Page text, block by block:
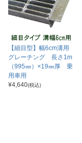
【細目型】幅6cm溝用
グレーチング 長さ1m
（995㎜）×19㎜厚 乗
用車用
¥4,640(税込)